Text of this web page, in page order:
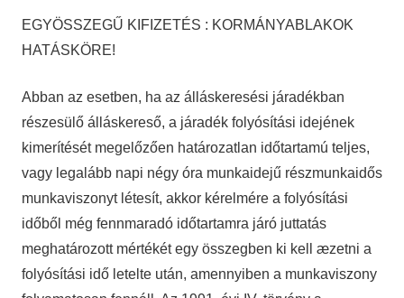
EGYÖSSZEGŰ KIFIZETÉS : KORMÁNYABLAKOK
HATÁSKÖRE!
Abban az esetben, ha az álláskeresési járadékban
részesülő álláskereső, a járadék folyósítási idejének
kimerítését megelőzően határozatlan időtartamú teljes,
vagy legalább napi négy óra munkaidejű részmunkaidős
munkaviszonyt létesít, akkor kérelmére a folyósítási
időből még fennmaradó időtartamra járó juttatás
meghatározott mértékét egy összegben ki kell æzetni a
folyósítási idő letelte után, amennyiben a munkaviszony